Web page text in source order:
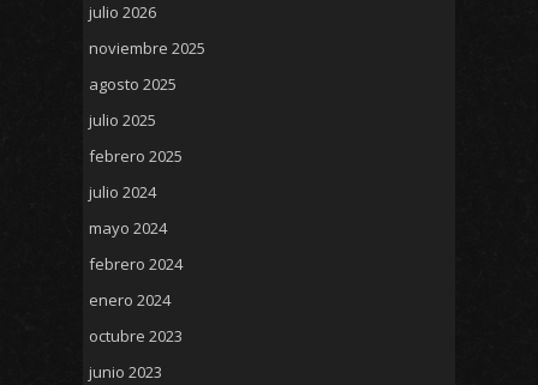
julio 2026
noviembre 2025
agosto 2025
julio 2025
febrero 2025
julio 2024
mayo 2024
febrero 2024
enero 2024
octubre 2023
junio 2023